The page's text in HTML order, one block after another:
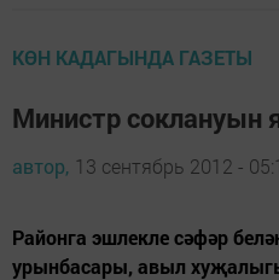
КӨН КАДАГЫНДА ГАЗЕТЫ
Министр соклануын
автор, 13 сентябрь 2012 -
Районга эшлекле сәфәр
урынбасары, авыл